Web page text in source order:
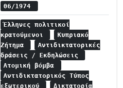
06/1974
Έλληνες πολιτικοί
κρατούμενοι
Κυπριακό
Ζήτημα
Αντιδικτατορικές
δράσεις / Εκδηλώσεις
Ατομική βόμβα
Αντιδικτατορικός Τύπος
εξωτερικού
Δικτατορία